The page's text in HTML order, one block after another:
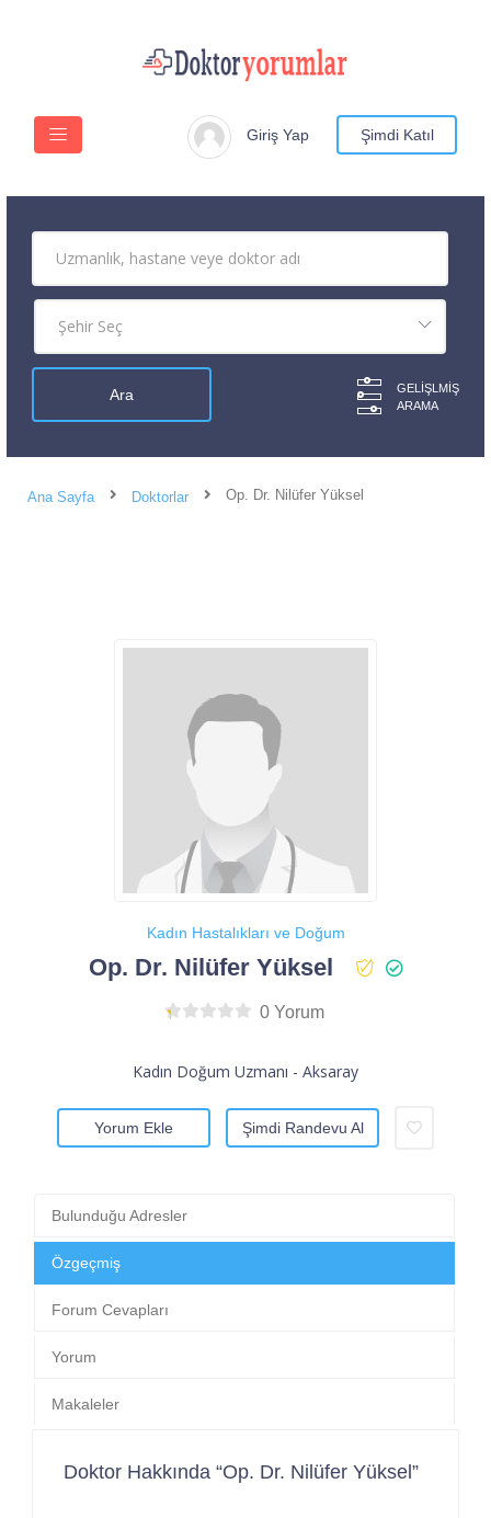
Giriş Yap Şimdi Katıl
GELIŞLMIŞ
ARAMA
Ana Sayfa Doktorlar Op. Dr. Nilüfer Yüksel
Kadın Hastalıkları ve Doğum
Op. Dr. Nilüfer Yüksel
0 Yorum
Kadın Doğum Uzmanı - Aksaray
Yorum Ekle Şimdi Randevu Al
Bulunduğu Adresler
Özgeçmiş
Forum Cevapları
Yorum
Makaleler
Doktor Hakkında “Op. Dr. Nilüfer Yüksel”